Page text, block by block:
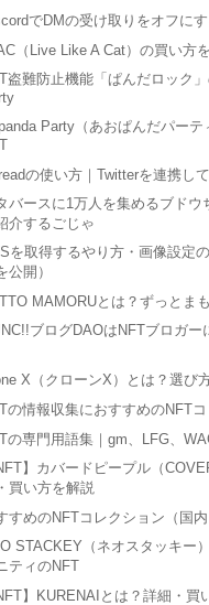
でDMの受け取りをオフに
（Live Like A Cat）の買い方
盗難防止機能「ぱんだロック
Party（あおぱんだパーテ
の使い方｜Twitterを連携し
バースに1万人を集めるブド
介するごじゃ
を取得するやり方・画像設定
公開）
MAMORUとは？ずっとま
ブログDAOはNFTブロガー
X（クローンX）とは？選び
の情報収集におすすめのNFT
の専門用語集｜gm、LFG、
】カバードピープル（
買い方を解説
すめのNFTコレクション（国内
STACKEY（ネオスタッキー
ティのNFT
】KURENAIとは？詳細・買